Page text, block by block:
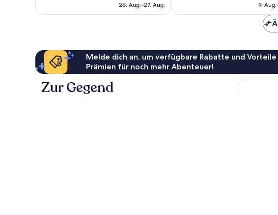
beträgt
26. Aug.–27. Aug.
9.
Melde dich an, um verfügbare Rabatte und
Prämien für noch mehr Abenteuer!
Zur Gegend